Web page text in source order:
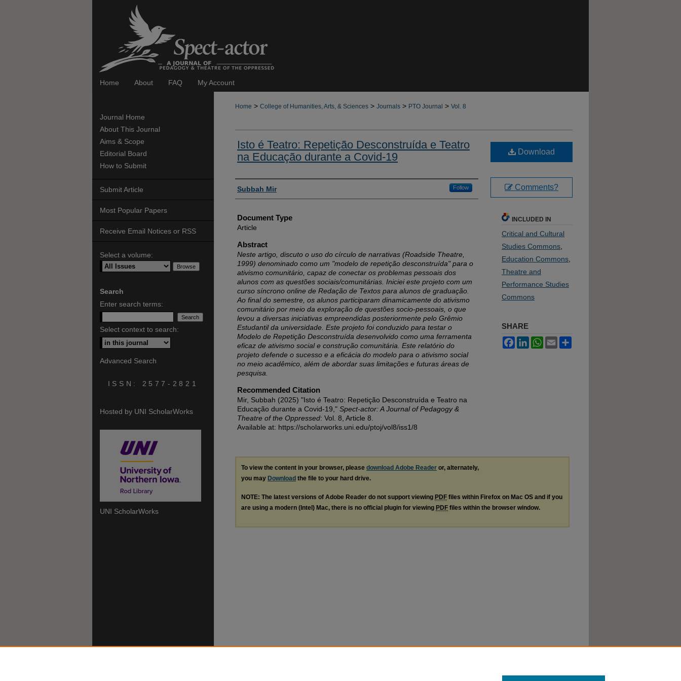
Home About FAQ My Account
Home > College of Humanities, Arts, & Sciences > Journals > PTO Journal > Vol. 8
Isto é Teatro: Repetição Desconstruída e Teatro
na Educação durante a Covid-19
Authors
Subbah Mir Follow
Document Type
Article
Abstract
Neste artigo, discuto o uso do círculo de narrativas (Roadside Theatre,
1999) denominado como um "modelo de repetição desconstruída" para o
ativismo comunitário, capaz de conectar os problemas pessoais dos
alunos com as questões sociais/comunitárias. Iniciei este projeto com um
curso síncrono online de Redação de Textos para alunos de graduação.
Ao final do semestre, os alunos participaram dinamicamente do ativismo
comunitário por meio da exploração de questões socio-pessoais, o que
levou a diversas iniciativas empreendidas posteriormente pelo Grêmio
Estudantil da universidade. Este projeto foi conduzido para testar o
Modelo de Repetição Desconstruída desenvolvido como uma ferramenta
eficaz de ativismo social e construção comunitária. Este relatório do
projeto defende o sucesso e a eficácia do modelo para o ativismo social
no meio acadêmico, além de abordar suas limitações e futuras áreas de
pesquisa.
Recommended Citation
Mir, Subbah (2025) "Isto é Teatro: Repetição Desconstruída e Teatro na
Educação durante a Covid-19," Spect-actor: A Journal of Pedagogy &
Theatre of the Oppressed: Vol. 8, Article 8.
Available at: https://scholarworks.uni.edu/ptoj/vol8/iss1/8
Download
Comments?
INCLUDED IN
Critical and Cultural
Studies Commons
Education Commons
Theatre and
Performance Studies
Commons
SHARE
FacebookLinkedInWhatsApp
Email
To view the content in your browser, please download Adobe Reader or, alternately,
you may Download the file to your hard drive.
NOTE: The latest versions of Adobe Reader do not support viewing PDF files within Firefox on Mac OS and if you
are using a modern (Intel) Mac, there is no official plugin for viewing PDF files within the browser window.
Journal Home
About This Journal
Aims & Scope
Editorial Board
How to Submit
Submit Article
Most Popular Papers
Receive Email Notices or RSS
Select a volume:
Search
Enter search terms:
Select context to search:
Advanced Search
ISSN: 2577-2821
Hosted by UNI ScholarWorks
UNI ScholarWorks